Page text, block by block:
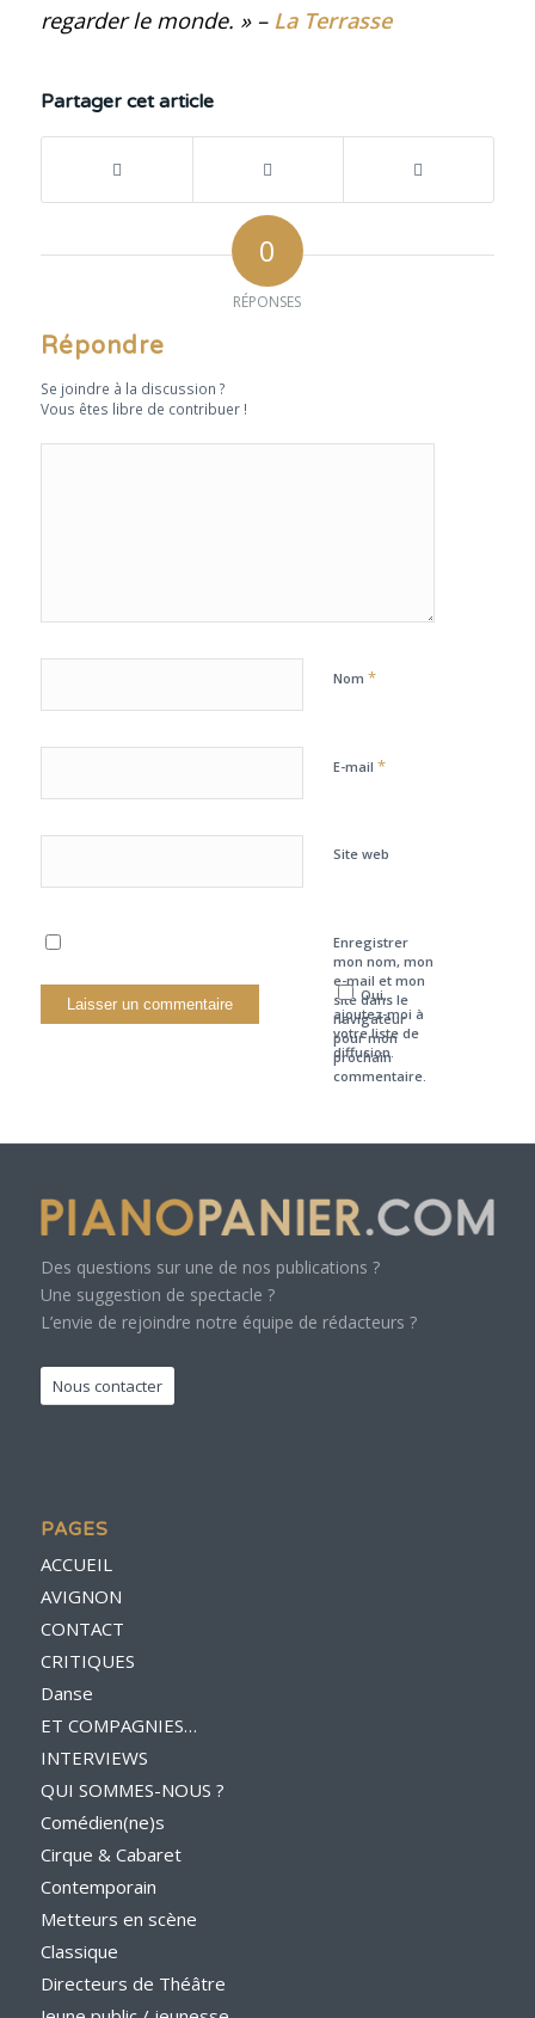
regarder le monde. » –La Terrasse
Partager cet article
0
RÉPONSES
Répondre
Se joindre à la discussion ?
Vous êtes libre de contribuer !
Nom *
E-mail *
Site web
Enregistrer
mon nom, mon
e-mail et mon
site dans le
navigateur
pour mon
prochain
commentaire.
Oui,
ajoutez-moi à
votre liste de
diffusion.
Des questions sur une de nos publications ?
Une suggestion de spectacle ?
L’envie de rejoindre notre équipe de rédacteurs ?
Nous contacter
PAGES
ACCUEIL
AVIGNON
CONTACT
CRITIQUES
Danse
ET COMPAGNIES…
INTERVIEWS
QUI SOMMES-NOUS ?
Comédien(ne)s
Cirque & Cabaret
Contemporain
Metteurs en scène
Classique
Directeurs de Théâtre